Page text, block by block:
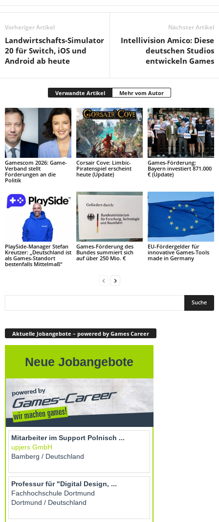
Vorheriger Artikel
Landwirtschafts-Simulator
20 für Switch, iOS und
Android ab heute
Nächster Artikel
Intellivision Amico: Diese
deutschen Studios
entwickeln Games
Verwandte Artikel Mehr vom Autor
Gamescom 2026: Game-
Verband stellt
Forderungen an die
Politik
Corsair Cove: Limbic-
Piratenspiel erscheint
heute (Update)
Games-Förderung:
Bayern investiert 871.000
€ (Update)
PlaySide-Manager Stefan
Kreutzer: „Deutschland ist
als Games-Standort
bestenfalls Mittelmaß“
Games-Förderung des
Bundes summiert sich
auf über 250 Mio. €
EU-Fördergelder für
innovative Games-Tools
made in Germany
Aktuelle Jobangebote – powered by Games Career